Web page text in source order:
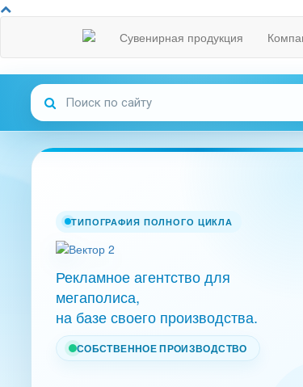
Сувенирная продукция
ТИПОГРАФИЯ ПОЛНОГО ЦИКЛА
Рекламное агентство для
мегаполиса,
на базе своего производства.
СОБСТВЕННОЕ ПРОИЗВОДСТВО